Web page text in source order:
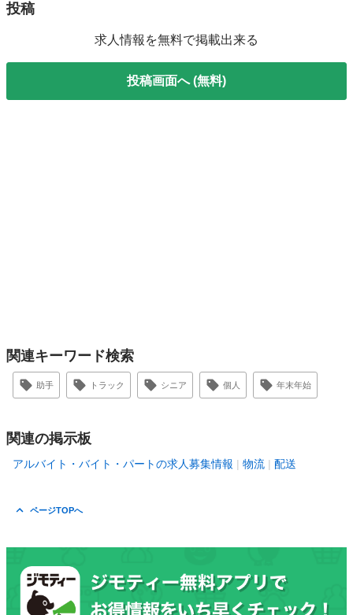
投稿
求人情報を無料で掲載出来る
投稿画面へ (無料)
関連キーワード検索
助手 トラック シニア 個人 年末年始
関連の掲示板
アルバイト・バイト・パートの求人募集情報 物流 配送
ページTOPへ